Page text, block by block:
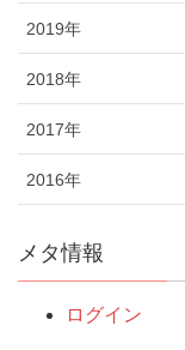
2019年
2018年
2017年
2016年
メタ情報
ログイン